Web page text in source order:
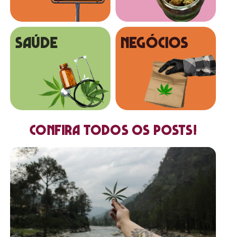
SAÚDE NEGÓCIOS
Confira todos os posts!